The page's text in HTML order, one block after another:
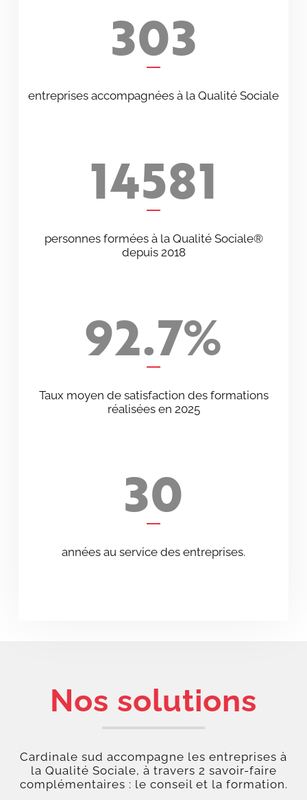
303
entreprises accompagnées à la Qualité Sociale
14581
personnes formées à la Qualité Sociale®
depuis 2018
92.7%
Taux moyen de satisfaction des formations
réalisées en 2025
30
années au service des entreprises.
Nos solutions
Cardinale sud accompagne les entreprises à
la Qualité Sociale, à travers 2 savoir-faire
complémentaires : le conseil et la formation.